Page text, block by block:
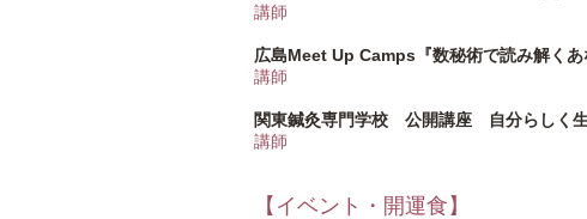
講師
広島Meet Up Camps『数秘術で読み解く
講師
関東鍼灸専門学校 公開講座 自分らしく
講師
【イベント・開運食】